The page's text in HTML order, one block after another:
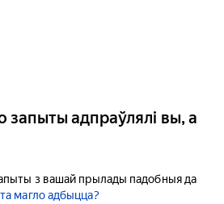
запыты адпраўлялі вы, а
з вашай прылады падобныя да
магло адбыцца?